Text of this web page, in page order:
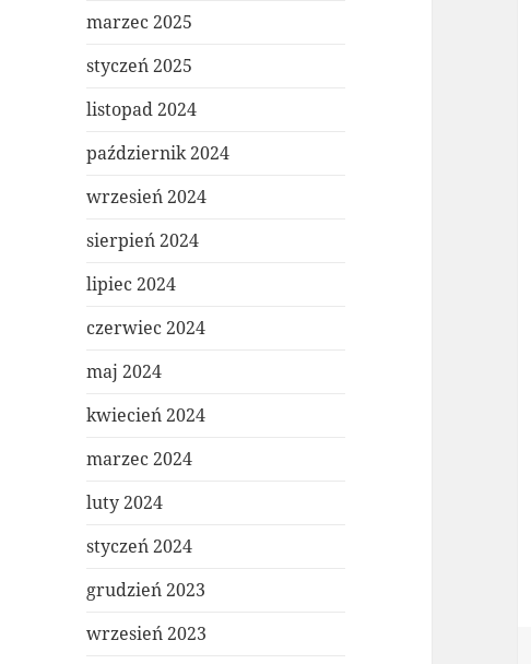
marzec 2025
styczeń 2025
listopad 2024
październik 2024
wrzesień 2024
sierpień 2024
lipiec 2024
czerwiec 2024
maj 2024
kwiecień 2024
marzec 2024
luty 2024
styczeń 2024
grudzień 2023
wrzesień 2023